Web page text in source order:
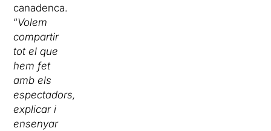
canadenca.
“Volem
compartir
tot el que
hem fet
amb els
espectadors,
explicar i
ensenyar